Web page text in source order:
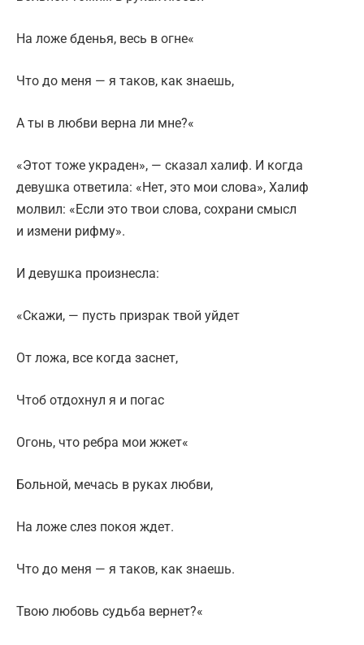
На ложе бденья, весь в огне«
Что до меня — я таков, как знаешь,
А ты в любви верна ли мне?«
«Этот тоже украден», — сказал халиф. И когда
девушка ответила: «Нет, это мои слова», Халиф
молвил: «Если это твои слова, сохрани смысл
и измени рифму».
И девушка произнесла:
«Скажи, — пусть призрак твой уйдет
От ложа, все когда заснет,
Чтоб отдохнул я и погас
Огонь, что ребра мои жжет«
Больной, мечась в руках любви,
На ложе слез покоя ждет.
Что до меня — я таков, как знаешь.
Твою любовь судьба вернет?«